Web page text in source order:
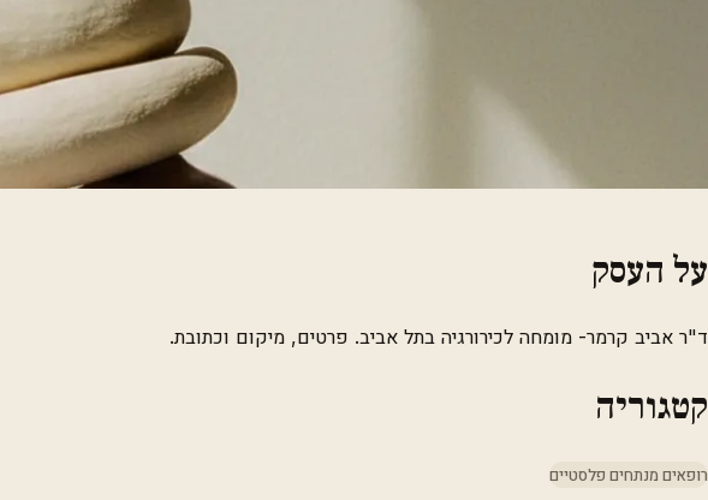
על העסק
ד"ר אביב קרמר- מומחה לכירורגיה בתל אביב. פרטים, מיקום וכתובת.
קטגוריה
רופאים מנתחים פלסטיים